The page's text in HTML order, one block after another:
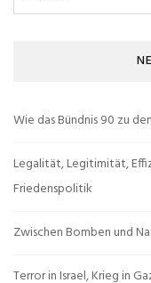
Wie das Bündnis 90 zu
Legalität, Legitimität,
Friedenspolitik
Zwischen Bomben und
Terror in Israel, Krieg in